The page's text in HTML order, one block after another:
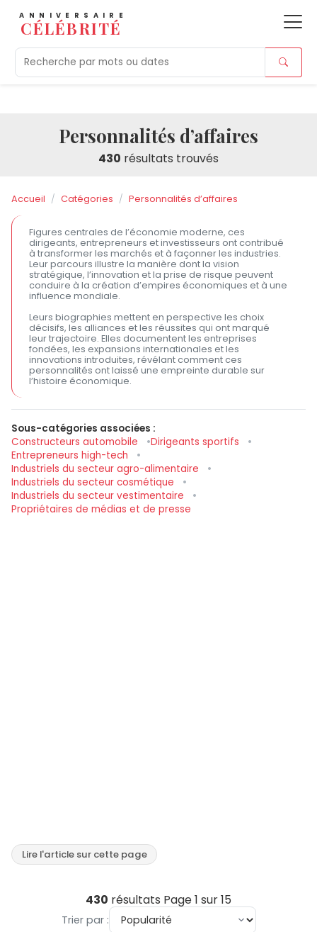
ANNIVERSAIRE
CÉLÉBRITÉ
Aujourd'hui Tendances Morts
Personnalités d’affaires
430 résultats trouvés
Accueil Catégories Personnalités d’affaires
Figures centrales de l’économie moderne, ces
dirigeants, entrepreneurs et investisseurs ont contribué
à transformer les marchés et à façonner les industries.
Leur parcours illustre la manière dont la vision
stratégique, l’innovation et la prise de risque peuvent
conduire à la création d’empires économiques et à une
influence mondiale.
Leurs biographies mettent en perspective les choix
décisifs, les alliances et les réussites qui ont marqué
leur trajectoire. Elles documentent les entreprises
fondées, les expansions internationales et les
innovations introduites, révélant comment ces
personnalités ont laissé une empreinte durable sur
l’histoire économique.
Sous-catégories associées :
Constructeurs automobile
Dirigeants sportifs
Entrepreneurs high-tech
Industriels du secteur agro-alimentaire
Industriels du secteur cosmétique
Industriels du secteur vestimentaire
Propriétaires de médias et de presse
Lire l'article sur cette page
430 résultats Page 1 sur 15
Trier par :